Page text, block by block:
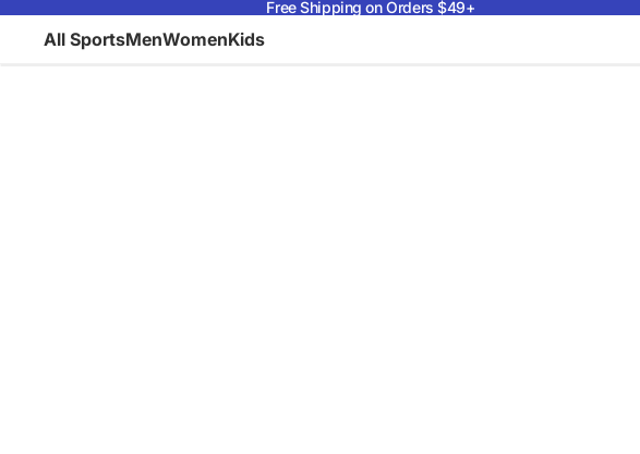
Free Shipping on Orders $49+
All SportsMenWomenKids